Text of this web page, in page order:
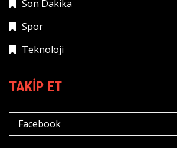
Son Dakika
Spor
Teknoloji
TAKIP ET
Facebook